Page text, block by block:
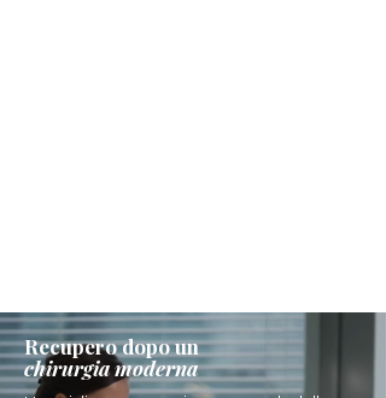
Recupero dopo un
chirurgia moderna